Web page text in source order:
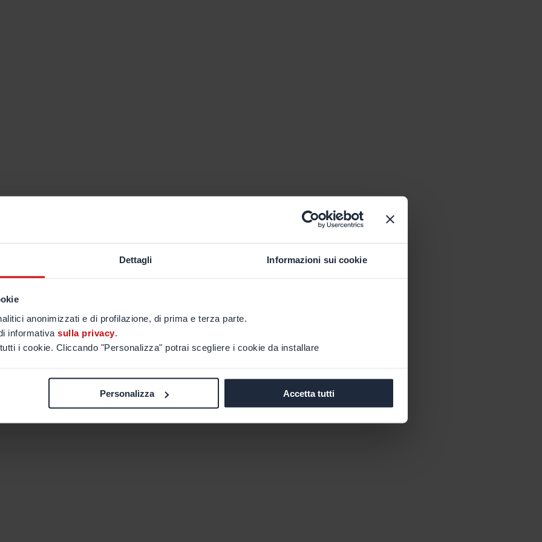
Dettagli Informazioni sui cookie
anonimizzati e di profilazione, di prima e terza parte.
informativa sulla privacy.
i cookie. Cliccando "Personalizza" potrai scegliere i cookie da installare
Personalizza Accetta tutti